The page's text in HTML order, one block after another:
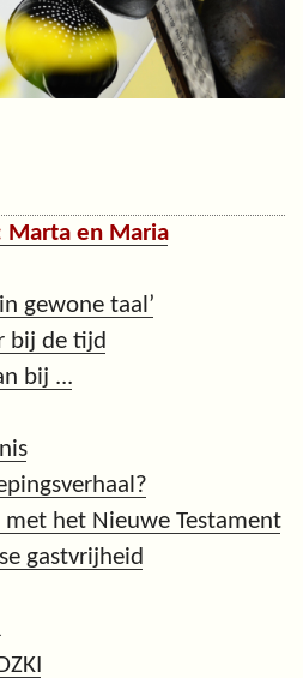
Marta en Maria
gewone taal’
bij de tijd
bij ...
met het Nieuwe Testament
gastvrijheid